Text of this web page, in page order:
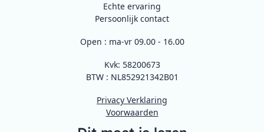
Echte ervaring
Persoonlijk contact
Open : ma-vr 09.00 - 16.00
Kvk: 58200673
BTW : NL852921342B01
Privacy Verklaring
Voorwaarden